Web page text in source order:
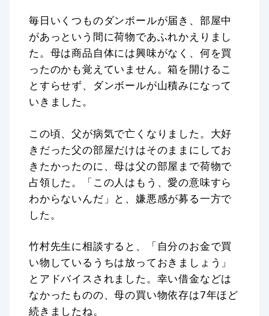
毎日いくつものダンボールが届き、部屋中
があっという間に荷物であふれかえりまし
た。母は商品自体には興味がなく、何を買
ったのかも覚えていません。箱を開けるこ
とすらせず、ダンボールが山積みになって
いきました。
この頃、父が病気で亡くなりました。大好
きだった父の部屋だけはそのままにしてお
きたかったのに、母は父の部屋まで荷物で
占領した。「この人はもう、愛の意味すら
わからないんだ」と、嫌悪感が募る一方で
した。
竹村先生に相談すると、「自分のお金で買
い物しているうちは放っておきましょう」
とアドバイスされました。幸い借金などは
なかったものの、母の買い物依存は7年ほど
続きましたね。